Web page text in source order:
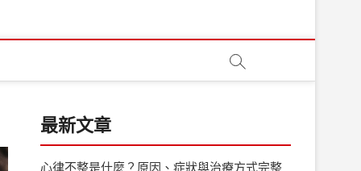
最新文章
心律不整是什麼？原因、症狀與治療方式完整